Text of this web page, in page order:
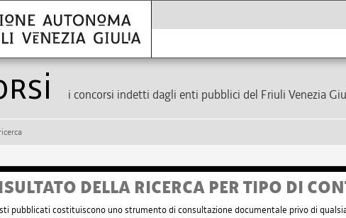
i concorsi indetti dagli enti pubblici del Friuli Venezia
ricerca
DELLA RICERCA PER TIPO DI
pubblicati costituiscono uno strumento di consultazione documentale privo di